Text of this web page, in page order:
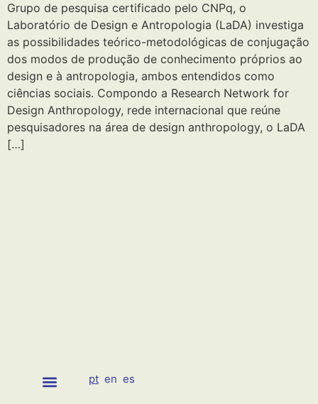
pt en es
Grupo de pesquisa certificado pelo CNPq, o
Laboratório de Design e Antropologia (LaDA) investiga
as possibilidades teórico-metodológicas de conjugação
dos modos de produção de conhecimento próprios ao
design e à antropologia, ambos entendidos como
ciências sociais. Compondo a Research Network for
Design Anthropology, rede internacional que reúne
pesquisadores na área de design anthropology, o LaDA
[…]